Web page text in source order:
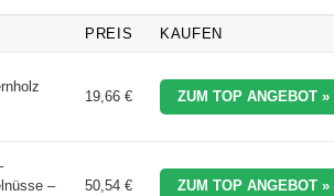
PREIS KAUFEN
19,66 € ZUM TOP ANGEBOT »
–
50,54 € ZUM TOP ANGEBOT »